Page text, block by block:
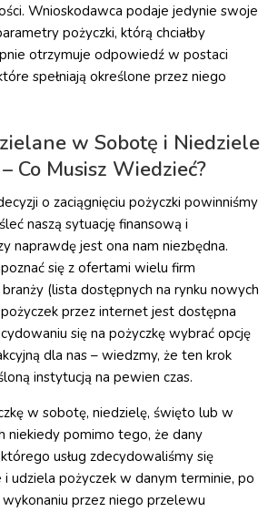
Wnioskodawca podaje jedynie swoje
pożyczki, którą chciałby
otrzymuje odpowiedź w postaci
spełniają określone przez niego
w Sobotę i Niedziele
Co Musisz Wiedzieć?
o zaciągnięciu pożyczki powinniśmy
naszą sytuację finansową i
naprawdę jest ona nam niezbędna.
się z ofertami wielu firm
(lista dostępnych na rynku nowych
przez internet jest dostępna
się na pożyczkę wybrać opcję
dla nas – wiedzmy, że ten krok
instytucją na pewien czas.
w sobotę, niedzielę, święto lub w
niekiedy pomimo tego, że dany
usług zdecydowaliśmy się
i udziela pożyczek w danym terminie, po
przez niego przelewu